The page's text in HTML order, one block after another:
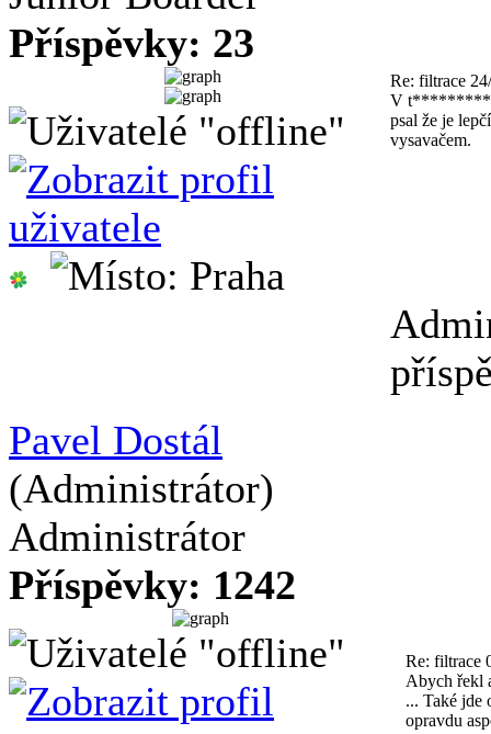
Příspěvky: 23
Re: filtrace
V t**********t
psal že je
vysavačem.
Pavel Dostál
(Administrátor)
Administrátor
Příspěvky: 1242
Re: filtrace
Abych řekl
... Také jde
opravdu